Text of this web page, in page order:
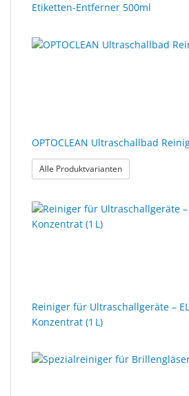
Etiketten-Entferner 500ml
OPTOCLEAN Ultraschallbad
Alle Produktvarianten: OPTOCLEAN
Reiniger für Ultraschallgeräte –
Konzentrat (1 L)